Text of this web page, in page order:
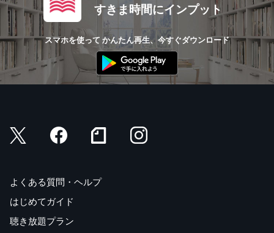
すきま時間にインプット
スマホを使って かんたん再生、今すぐダウンロード
よくある質問・ヘルプ
はじめてガイド
聴き放題プラン